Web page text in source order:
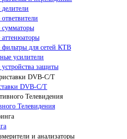
сумматоры
фильтры для сетей КТВ
усилители
защиты
DVB-C/T
Телевидения